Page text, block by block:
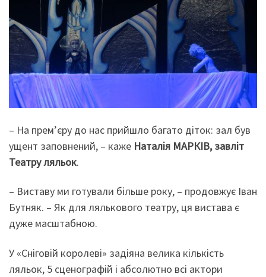
– На прем’єру до нас прийшло багато діток: зал був
ущент заповнений, – каже Наталія МАРКІВ, завліт
Театру ляльок.
– Виставу ми готували більше року, – продовжує Іван
Бутняк. – Як для лялькового театру, ця вистава є
дуже масштабною.
У «Сніговій королеві» задіяна велика кількість
ляльок, 5 сценографій і абсолютно всі актори